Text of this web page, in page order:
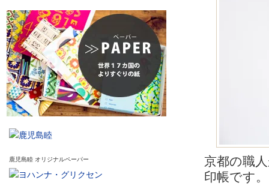
鹿児島睦 オリジナルペーパー
京都の職
印帳です。